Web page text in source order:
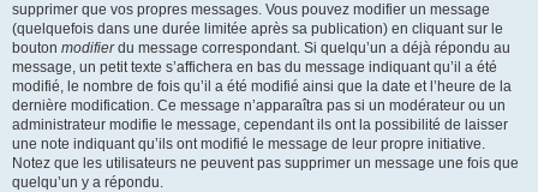
supprimer que vos propres messages. Vous pouvez modifier un message
(quelquefois dans une durée limitée après sa publication) en cliquant sur le
bouton modifierdu message correspondant. Si quelqu’un a déjà répondu au
message, un petit texte s’affichera en bas du message indiquant qu’il a été
modifié, le nombre de fois qu’il a été modifié ainsi que la date et l’heure de la
dernière modification. Ce message n’apparaîtra pas si un modérateur ou un
administrateur modifie le message, cependant ils ont la possibilité de laisser
une note indiquant qu’ils ont modifié le message de leur propre initiative.
Notez que les utilisateurs ne peuvent pas supprimer un message une fois que
quelqu’un y a répondu.